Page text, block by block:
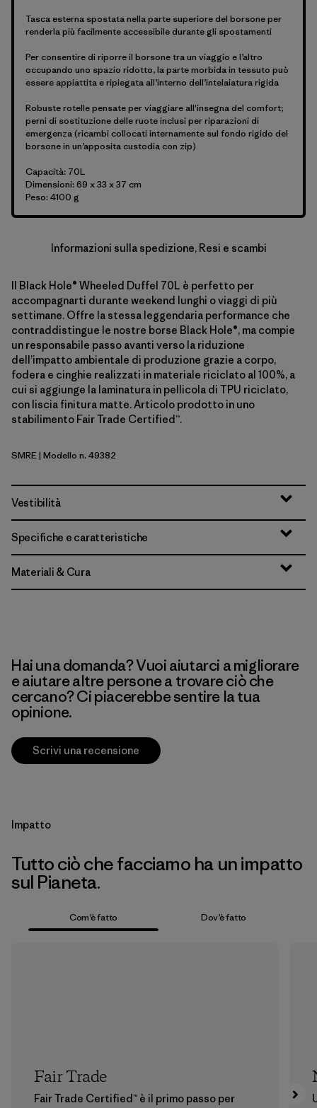
Tasca esterna spostata nella parte superiore del borsone per
renderla più facilmente accessibile durante gli spostamenti
Per consentire di riporre il borsone tra un viaggio e l’altro
occupando uno spazio ridotto, la parte morbida in tessuto può
essere appiattita e ripiegata all’interno dell’intelaiatura rigida
Robuste rotelle pensate per viaggiare all'insegna del comfort;
perni di sostituzione delle ruote inclusi per riparazioni di
emergenza (ricambi collocati internamente sul fondo rigido del
borsone in un’apposita custodia con zip)
Capacità: 70L
Dimensioni: 69 x 33 x 37 cm
Peso: 4100 g
Informazioni sulla spedizione, Resi e scambi
Il Black Hole® Wheeled Duffel 70L è perfetto per
accompagnarti durante weekend lunghi o viaggi di più
settimane. Offre la stessa leggendaria performance che
contraddistingue le nostre borse Black Hole®, ma compie
un responsabile passo avanti verso la riduzione
dell’impatto ambientale di produzione grazie a corpo,
fodera e cinghie realizzati in materiale riciclato al 100%, a
cui si aggiunge la laminatura in pellicola di TPU riciclato,
con liscia finitura matte. Articolo prodotto in uno
stabilimento Fair Trade Certified™.
Smolder Blue w/Amanita Red
SMRE| Modello n. 49382
Vestibilità
Specifiche e caratteristiche
Materiali & Cura
Hai una domanda? Vuoi aiutarci a migliorare
e aiutare altre persone a trovare ciò che
cercano? Ci piacerebbe sentire la tua
opinione.
Scrivi una recensione
Impatto
Tutto ciò che facciamo ha un impatto
sul Pianeta.
Com’è fatto Dov’è fatto
Fair Trade
Fair Trade Certified™ è il primo passo per